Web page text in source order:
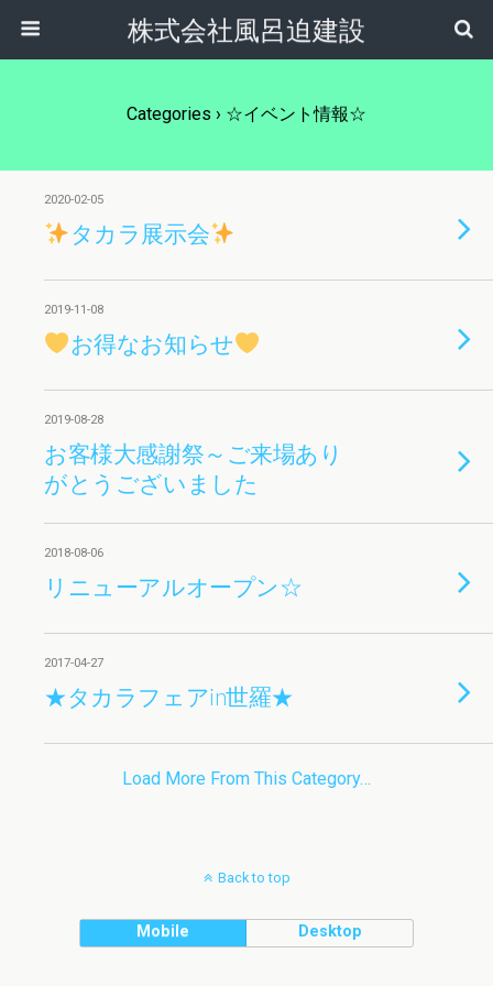
株式会社風呂迫建設
Categories › ☆イベント情報☆
2020-02-05
タカラ展示会
2019-11-08
お得なお知らせ
2019-08-28
お客様大感謝祭～ご来場あり
がとうございました
2018-08-06
リニューアルオープン☆
2017-04-27
★タカラフェアin世羅★
Load More From This Category…
Back to top
Mobile Desktop